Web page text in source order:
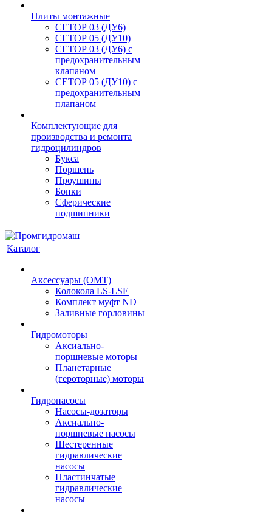
Плиты монтажные
CЕТОР 03 (ДУ6)
CЕТОР 05 (ДУ10)
CЕТОР 03 (ДУ6) с
предохранительным
клапаном
CЕТОР 05 (ДУ10) с
предохранительным
плапаном
Комплектующие для
производства и ремонта
гидроцилиндров
Букса
Поршень
Проушины
Бонки
Сферические
подшипники
Каталог
Аксессуары (OMT)
Колокола LS-LSE
Комплект муфт ND
Заливные горловины
Гидромоторы
Аксиально-
поршневые моторы
Планетарные
(героторные) моторы
Гидронасосы
Насосы-дозаторы
Аксиально-
поршневые насосы
Шестеренные
гидравлические
насосы
Пластинчатые
гидравлические
насосы